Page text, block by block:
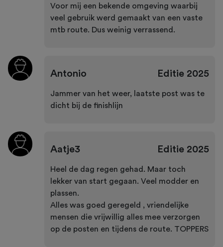
Voor mij een bekende omgeving waarbij
veel gebruik werd gemaakt van een vaste
mtb route. Dus weinig verrassend.
Antonio Editie2025
Jammer van het weer, laatste post was te
dicht bij de finishlijn
Aatje3 Editie2025
Heel de dag regen gehad. Maar toch
lekker van start gegaan. Veel modder en
plassen.
Alles was goed geregeld , vriendelijke
mensen die vrijwillig alles mee verzorgen
op de posten en tijdens de route. TOPPERS